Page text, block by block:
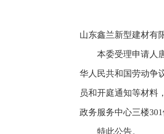
山东鑫兰新型建材有
本委受理申请人
华人民共和国劳动争
员和开庭通知等材料
政务服务中心三楼
特此公告。